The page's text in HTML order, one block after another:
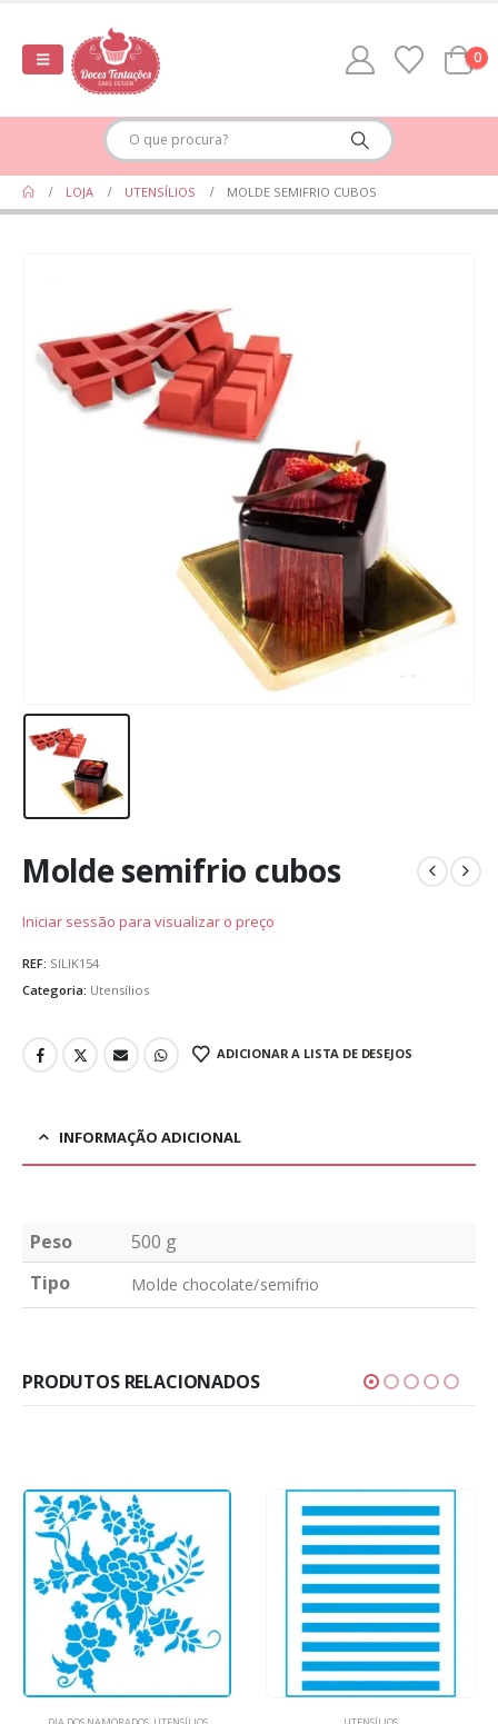
0
LOJA UTENSÍLIOS MOLDE SEMIFRIO CUBOS
Molde semifrio cubos
Iniciar sessão para visualizar o preço
REF: SILIK154
Categoria: Utensílios
ADICIONAR A LISTA DE DESEJOS
INFORMAÇÃO ADICIONAL
Peso
500 g
Tipo
Molde chocolate/semifrio
PRODUTOS RELACIONADOS